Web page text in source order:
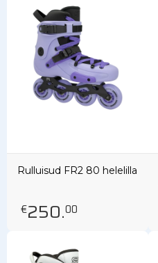
Rulluisud FR2 80 helelilla
€250.00